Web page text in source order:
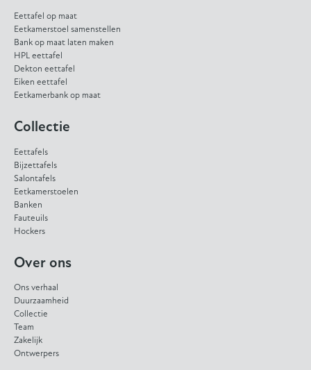
Eettafel op maat
Eetkamerstoel samenstellen
Bank op maat laten maken
HPL eettafel
Dekton eettafel
Eiken eettafel
Eetkamerbank op maat
Collectie
Eettafels
Bijzettafels
Salontafels
Eetkamerstoelen
Banken
Fauteuils
Hockers
Over ons
Ons verhaal
Duurzaamheid
Collectie
Team
Zakelijk
Ontwerpers